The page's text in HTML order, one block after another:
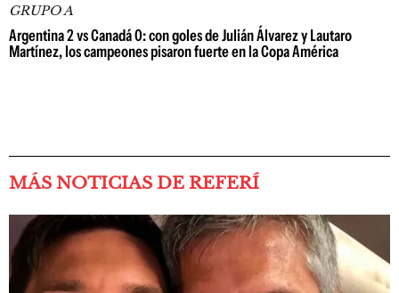
GRUPO A
Argentina 2 vs Canadá 0: con goles de Julián Álvarez y Lautaro
Martínez, los campeones pisaron fuerte en la Copa América
MÁS NOTICIAS DE REFERÍ